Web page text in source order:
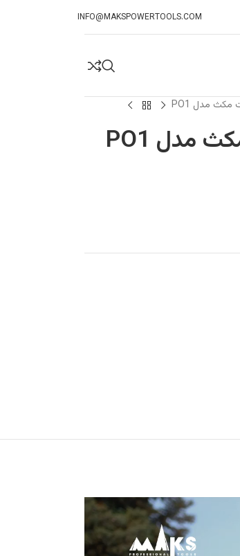
INFO@MAKSPOWERTOOLS.COM